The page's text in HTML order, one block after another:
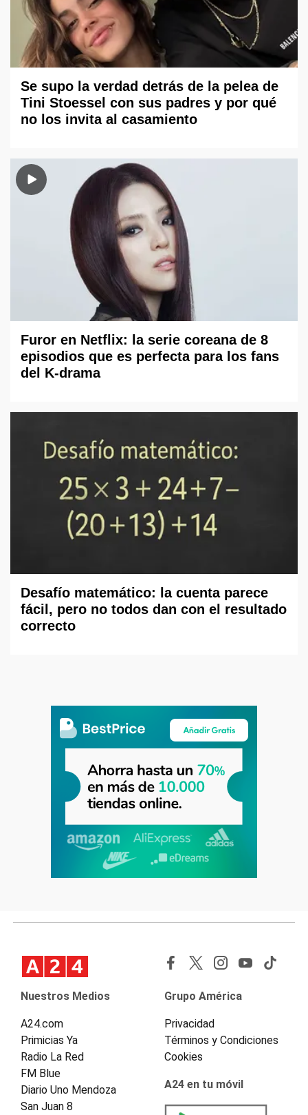
Se supo la verdad detrás de la pelea de
Tini Stoessel con sus padres y por qué
no los invita al casamiento
Furor en Netflix: la serie coreana de 8
episodios que es perfecta para los fans
del K-drama
Desafío matemático: la cuenta parece
fácil, pero no todos dan con el resultado
correcto
Nuestros Medios
A24.com
Primicias Ya
Radio La Red
FM Blue
Diario Uno Mendoza
San Juan 8
Grupo América
Privacidad
Términos y Condiciones
Cookies
A24 en tu móvil